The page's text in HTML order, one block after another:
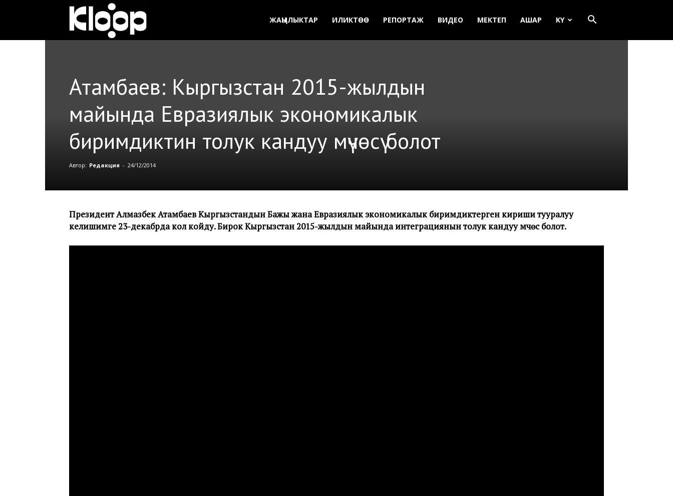
Кыргызстан
ЖАҢЫЛЫКТАР ИЛИКТӨӨ РЕПОРТАЖ ВИДЕО МЕКТЕП АШАР KY
Атамбаев: Кыргызстан 2015-жылдын
майында Евразиялык экономикалык
биримдиктин толук кандуу мүчөсү болот
Автор: Редакция - 24/12/2014
Президент Алмазбек Атамбаев Кыргызстандын Бажы жана Евразиялык экономикалык биримдиктерген кириши тууралуу
келишимге 23-декабрда кол койду. Бирок Кыргызстан 2015-жылдын майында интеграциянын толук кандуу мүчөсү болот.